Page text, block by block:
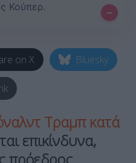
Κούπερ.
–
on X Bluesky
Τραμπκατά
επικίνδυνα,